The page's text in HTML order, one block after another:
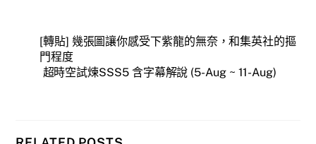
[轉貼] 幾張圖讓你感受下紫龍的無奈，和集英社的摳
門程度
超時空試煉SSS5 含字幕解說 (5-Aug ~ 11-Aug)